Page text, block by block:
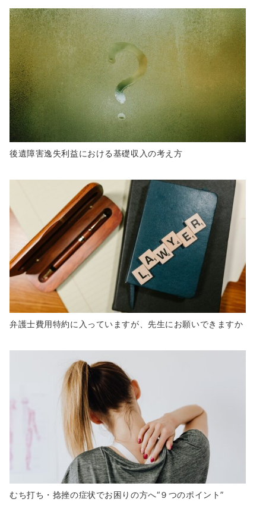
後遺障害逸失利益における基礎収入の考え方
弁護士費用特約に入っていますが、先生にお願いできますか
むち打ち・捻挫の症状でお困りの方へ“９つのポイント”